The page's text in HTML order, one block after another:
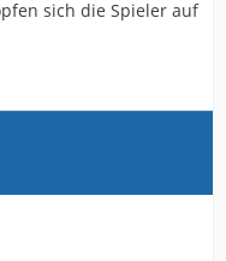
sich die Spieler auf